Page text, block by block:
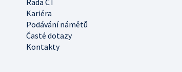
Rada ČT
Kariéra
Podávání námětů
Časté dotazy
Kontakty